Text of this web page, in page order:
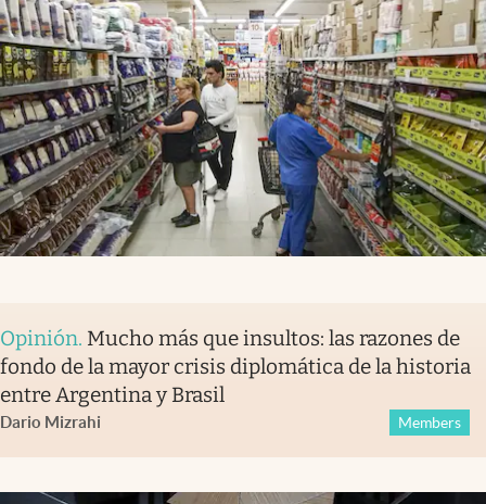
Opinión. Mucho más que insultos: las razones de
fondo de la mayor crisis diplomática de la historia
entre Argentina y Brasil
Dario Mizrahi Members